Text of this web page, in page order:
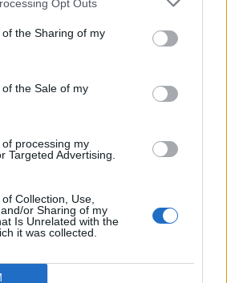
Opt Outs
the Sharing of my
the Sale of my
processing my
Targeted Advertising.
Collection, Use,
or Sharing of my
Is Unrelated with the
it was collected.
i-a
nuntă cu
în plină
șef i-a
invitați și a